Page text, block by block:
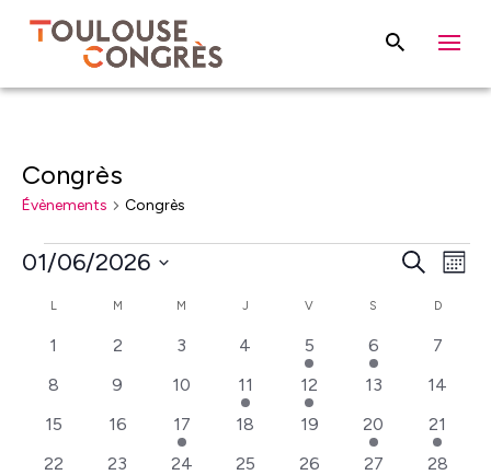
Congrès
Évènements Congrès
Évènements
de
vues
Recherche
Mois
01/06/2026
Sélectionnez
date.
Calendrier
de
Évènements
LLUNDI M M MERCREDIJ V VENDREDIS D
01
0
2
0
3
0
évènements
4
1
évènement
5
1
évènement
6
0
7
0
8
0
9
0
évènements
10
1
évènement
11
1
évènement
12
0
13
0
14
0
15
0
évènements
16
1
évènement
17
0
18
0
évènements
19
1
évènement
20
1
21
0
22
0
23
0
24
0
25
0
26
0
27
0
28